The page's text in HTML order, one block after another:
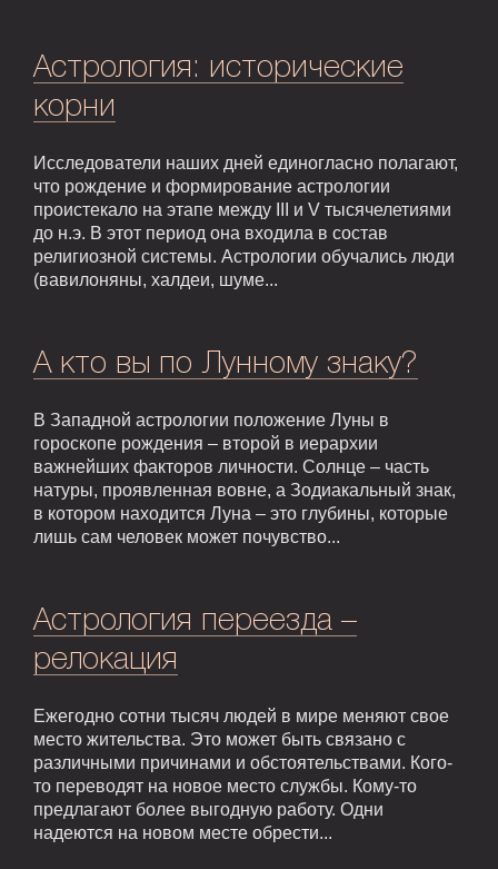
Астрология: исторические
корни
Исследователи наших дней единогласно полагают,
что рождение и формирование астрологии
проистекало на этапе между III и V тысячелетиями
до н.э. В этот период она входила в состав
религиозной системы. Астрологии обучались люди
(вавилоняны, халдеи, шуме...
А кто вы по Лунному знаку?
В Западной астрологии положение Луны в
гороскопе рождения – второй в иерархии
важнейших факторов личности. Солнце – часть
натуры, проявленная вовне, а Зодиакальный знак,
в котором находится Луна – это глубины, которые
лишь сам человек может почувство...
Астрология переезда –
релокация
Ежегодно сотни тысяч людей в мире меняют свое
место жительства. Это может быть связано с
различными причинами и обстоятельствами. Кого-
то переводят на новое место службы. Кому-то
предлагают более выгодную работу. Одни
надеются на новом месте обрести...